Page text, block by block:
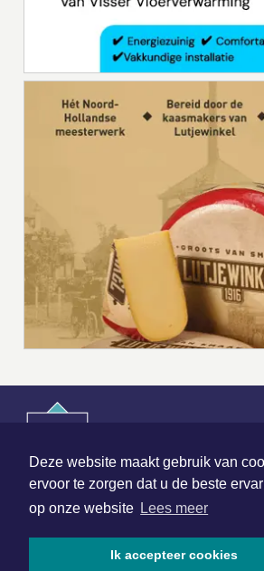
Deze website maakt gebruik van
ervoor te zorgen dat u de beste
op onze website Lees meer
Ik accepteer cookies
Hoofdvestiging:
1701 BZ Heerhugowaard